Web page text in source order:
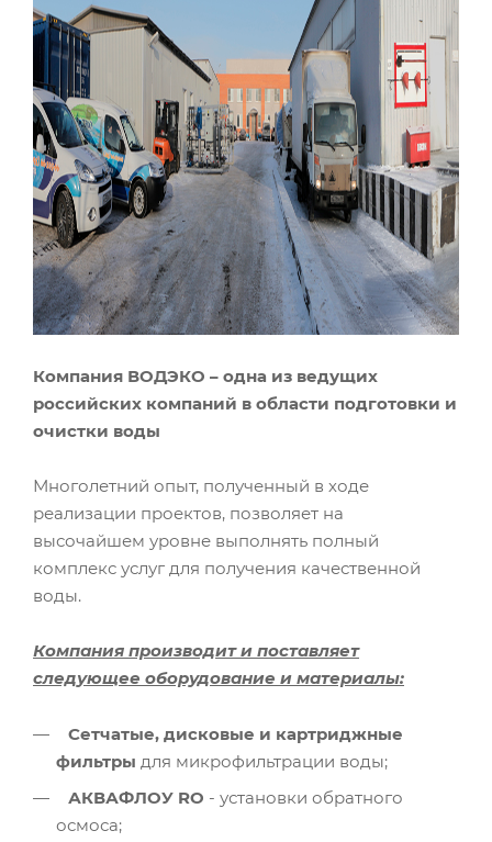
Компания ВОДЭКО – одна из ведущих
российских компаний в области подготовки и
очистки воды
Многолетний опыт, полученный в ходе
реализации проектов, позволяет на
высочайшем уровне выполнять полный
комплекс услуг для получения качественной
воды.
Компания производит и поставляет
следующее оборудование и материалы:
Сетчатые, дисковые и картриджные
фильтры для микрофильтрации воды;
АКВАФЛОУ RO - установки обратного
осмоса;